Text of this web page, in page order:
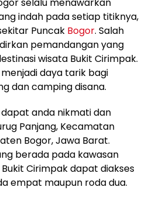
indah pada setiap titiknya,
Puncak Bogor. Salah
pemandangan yang
wisata Bukit Cirimpak.
daya tarik bagi
dan camping disana.
anda nikmati dan
Panjang, Kecamatan
Bogor, Jawa Barat.
berada pada kawasan
Cirimpak dapat diakses
empat maupun roda dua.